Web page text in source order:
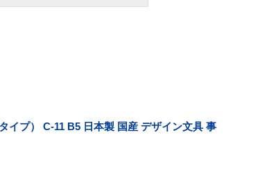
プ） C-11 B5 日本製 国産 デザイン文具 事